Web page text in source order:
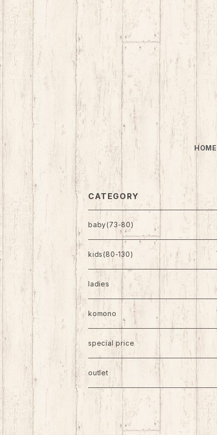
HOME
CATEGORY
baby(73-80)
kids(80-130)
トップス
ボトムス
ワンピース
ladies
komono
帽子
靴下
バッグ
アクセサリー
special price
outlet